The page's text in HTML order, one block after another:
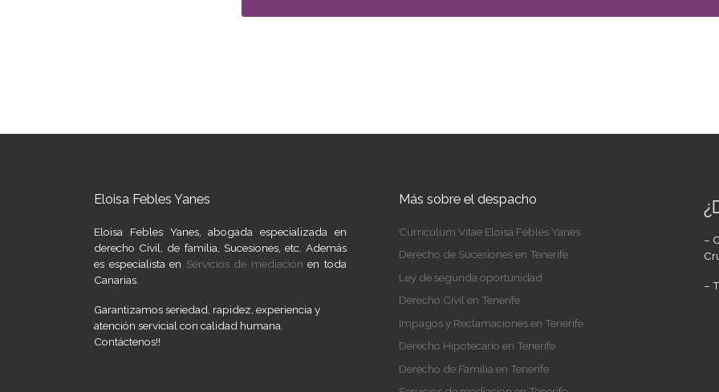
Eloisa Febles Yanes
Eloisa Febles Yanes, abogada especializada en
derecho Civil, de familia, Sucesiones, etc. Además
es especialista en Servicios de mediación en toda
Canarias.
Garantizamos seriedad, rapidez, experiencia y
atención servicial con calidad humana.
Contáctenos!!
Más sobre el despacho
Curriculum Vitae Eloisa Febles Yanes
Derecho de Sucesiones en Tenerife
Ley de segunda oportunidad
Derecho Civil en Tenerife
Impagos y Reclamaciones en Tenerife
Derecho Hipotecario en Tenerife
Derecho de Familia en Tenerife
–
–